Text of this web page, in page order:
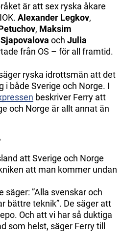
är att sex ryska åkare
Alexander Legkov,
, Maksim
och Julia
från OS – för all framtid.
ryska idrottsmän att det
i både Sverige och Norge. I
beskriver Ferry att
och Norge är allt annat än
att Sverige och Norge
att man kommer undan
säger: ”Alla svenskar och
bättre teknik”. De säger att
Och att vi har så duktiga
som helst, säger Ferry till